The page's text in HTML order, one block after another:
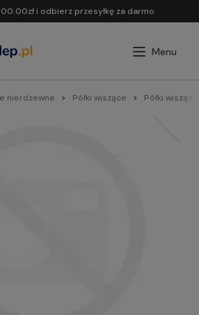
i odbierz przesyłkę za darmo
nierdzewne Półki wiszące Półki wiszące